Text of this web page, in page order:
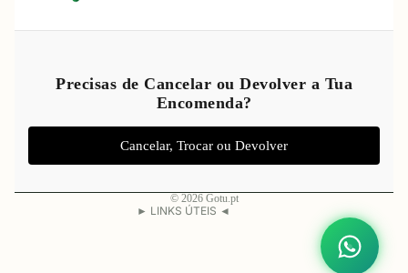
Precisas de Cancelar ou Devolver a Tua
Encomenda?
Cancelar, Trocar ou Devolver
© 2026 Gotu.pt
► LINKS ÚTEIS ◄
Política de privacidade
Termos do serviço
Política de envio
Aviso legal